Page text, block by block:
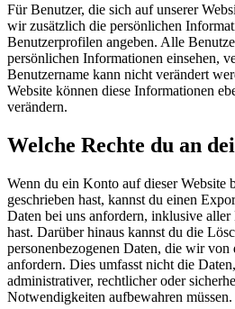
Für Benutzer, die sich auf unserer
wir zusätzlich die persönlichen
Benutzerprofilen angeben. Alle
persönlichen Informationen einsehen,
Benutzername kann nicht verändert
Website können diese Informationen
verändern.
Welche Rechte du an
Wenn du ein Konto auf dieser Website
geschrieben hast, kannst du einen
Daten bei uns anfordern, inklusive
hast. Darüber hinaus kannst du die
personenbezogenen Daten, die wir von
anfordern. Dies umfasst nicht die
administrativer, rechtlicher oder
Notwendigkeiten aufbewahren müssen.